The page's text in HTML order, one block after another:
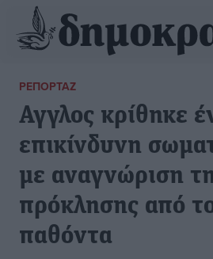
ΡΕΠΟΡΤΆΖ
Αγγλος κρίθηκε
επικίνδυνη
με αναγνώριση
πρόκλησης από
παθόντα